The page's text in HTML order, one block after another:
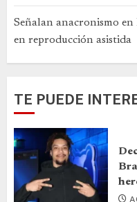
Señalan anacronismo en
en reproducción asistida
TE PUEDE